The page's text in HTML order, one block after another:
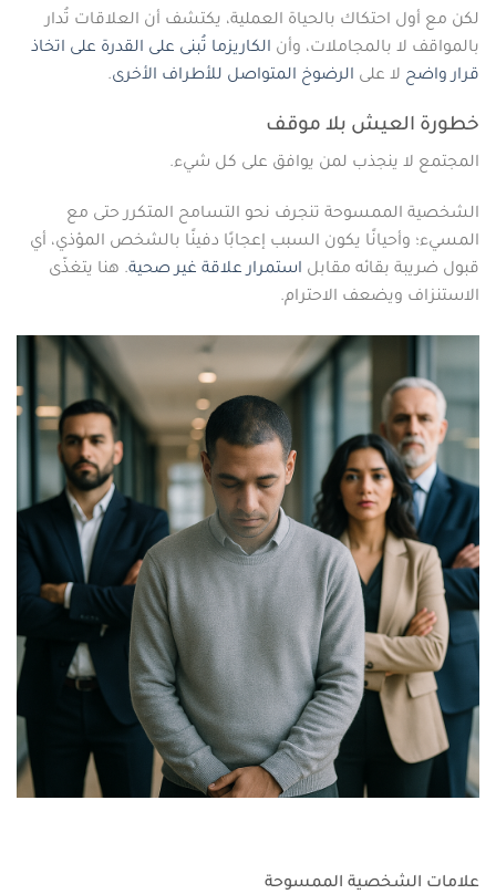
لكن مع أول احتكاك بالحياة العملية، يكتشف أن العلاقات تُدار
بالمواقف لا بالمجاملات، وأن الكاريزما تُبنى على القدرة على اتخاذ
قرار واضح لا على الرضوخ المتواصل للأطراف الأخرى.
خطورة العيش بلا موقف
المجتمع لا ينجذب لمن يوافق على كل شيء.
الشخصية الممسوحة تنجرف نحو التسامح المتكرر حتى مع
المسيء؛ وأحيانًا يكون السبب إعجابًا دفينًا بالشخص المؤذي، أي
قبول ضريبة بقائه مقابل استمرار علاقة غير صحية. هنا يتغذّى
الاستنزاف ويضعف الاحترام.
علامات الشخصية الممسوحة